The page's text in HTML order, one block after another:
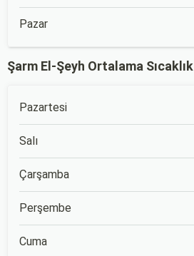
Pazar
Şarm El-Şeyh Ortalama Sıcaklık
Pazartesi
Salı
Çarşamba
Perşembe
Cuma